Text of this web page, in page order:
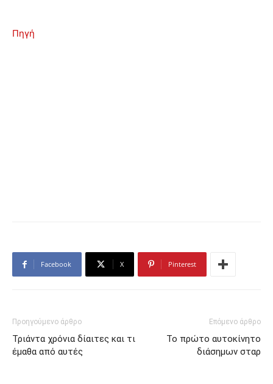
Πηγή
Facebook X Pinterest
Προηγούμενο άρθρο
Τριάντα χρόνια δίαιτες και τι
έμαθα από αυτές
Επόμενο άρθρο
Το πρώτο αυτοκίνητο
διάσημων σταρ